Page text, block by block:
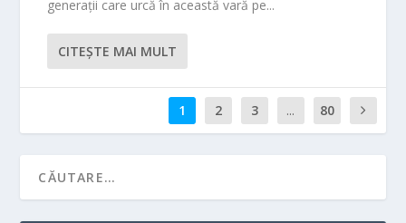
generații care urcă în această vară pe...
CITEŞTE MAI MULT
1 2 3 ... 80